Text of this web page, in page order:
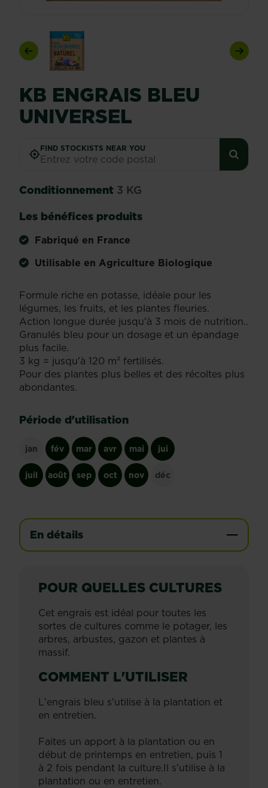
Previous Next
KB ENGRAIS BLEU
UNIVERSEL
FIND STOCKISTS NEAR YOU
Conditionnement 3 KG
Les bénéfices produits
Fabriqué en France
Utilisable en Agriculture Biologique
Formule riche en potasse, idéale pour les
légumes, les fruits, et les plantes fleuries.
Action longue durée jusqu'à 3 mois de nutrition..
Granulés bleu pour un dosage et un épandage
plus facile.
3 kg = jusqu'à 120 m² fertilisés.
Pour des plantes plus belles et des récoltes plus
abondantes.
Période d'utilisation
jan fév mar avr mai jui
juil août sep oct nov déc
En détails
POUR QUELLES CULTURES
Cet engrais est idéal pour toutes les
sortes de cultures comme le potager, les
arbres, arbustes, gazon et plantes à
massif.
COMMENT L'UTILISER
L'engrais bleu s'utilise à la plantation et
en entretien.
Faites un apport à la plantation ou en
début de printemps en entretien, puis 1
à 2 fois pendant la culture.Il s'utilise à la
plantation ou en entretien.